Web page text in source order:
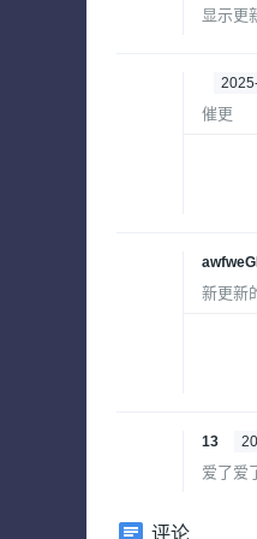
显示更
催更
新更新
13
爱了爱
评论